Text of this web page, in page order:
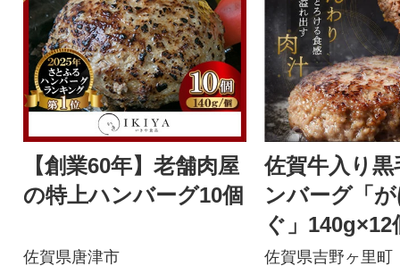
【創業60年】老舗肉屋
の特上ハンバーグ10個
佐賀県唐津市
佐賀牛入り黒
ンバーグ「
ぐ」140g×12
佐賀県吉野ヶ里町